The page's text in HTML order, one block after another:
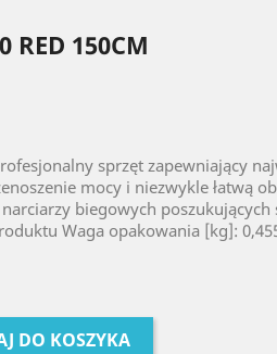
RED 150CM
sprzęt zapewniający
mocy i niezwykle łatwą
biegowych poszukujących
Waga opakowania [kg]:
DO KOSZYKA